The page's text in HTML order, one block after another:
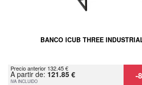
BANCO ICUB THREE
Precio anterior 132.45 €
A partir de: 121.85 €
IVA INCLUIDO -